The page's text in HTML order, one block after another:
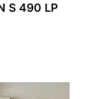
S 490 LP